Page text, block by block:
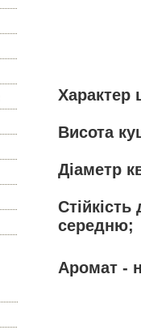
Характер
Висота
Діаметр
середню;
Аромат -